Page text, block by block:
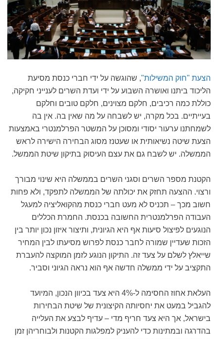
הצעת "חוק המשילות", שהוגשה על ידי חברי כנסת מסיעת
הליכוד ביתנו ואושרה השבוע על ידי ועדת השרים לענייני חקיקה,
כוללת כמה רכיבים, חלקם מצוינים, חלקם טובים וחלקם
בעייתיים. בכל מקרה, יש לשבחה על מה שאין בה. אין בה
לשמחתנו ערעור יסודי ומסוכן על המשטר הפרלמנטרי באמצעות
הצעת שיטה נשיאותית או שעטנז מסוג הבחירה הישירה לראש
הממשלה. יש לשבח גם את עצם העיסוק בתיקון שיטת הממשל.
הקטנת מספר השרים וסגני השרים בממשלה היא שינוי מבורך
ורצוי. ההצעה תחזק את יכולתה של הממשלה לתפקד, ולא פחות
חשוב מכך – תכניס לא מעט חברי כנסת מהקואליציה למעגל
העבודה הפרלמנטרית החשובה בכנסת. החמרת הכללים
הנוגעים לפיצול סיעות אף היא הגיונית, ותיצור איזון נכון יותר בין
הזכות שעדיין שמורה לחבר כנסת לפרוש מסיעתו לבין המחיר
שייאלץ לשלם על צעד זה. התיקון הנוגע לזמן המוקצה להעברת
התקציב על ידי ממשלה חדשה אף הוא נראה הגיוני וסביר.
העלאת אחוז החסימה ל-4% היא צעד בכיוון הנכון, המיועד
להגביל במעט את יחסיותה הקיצונית של שיטת הבחירות
בישראל, אך היא צעד חריף מדי – עדיף לבצע את העלייה
בהדרגה ובמתינות כדי להעניק למפלגות הקטנות ולבוחריהן זמן